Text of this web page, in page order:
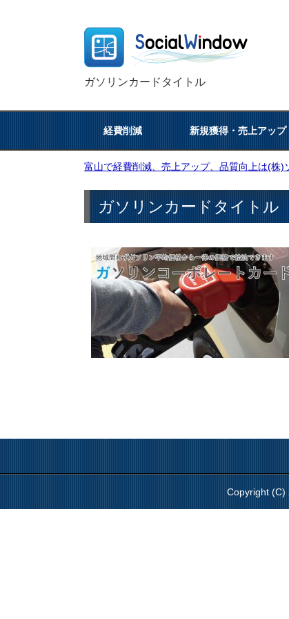
ガソリンカードタイトル
経費削減 新規獲得・売上アップ
富山で経費削減、売上アップ、品質向上は(株)
ガソリンカードタイトル
Copyright (C)